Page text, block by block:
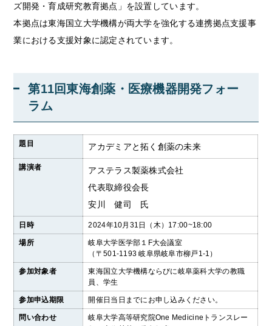
ズ開発・育成研究教育拠点」を設置しています。
本拠点は東海国立大学機構が両大学を強化する連携拠点支援事
業における支援対象に認定されています。
第11回東海創薬・医療機器開発フォー
ラム
題目 アカデミアと拓く創薬の未来
講演者
アステラス製薬株式会社
代表取締役会長
安川 健司 氏
日時 2024年10月31日（木）17:00~18:00
場所
岐阜大学医学部１F大会議室
（〒501-1193 岐阜県岐阜市柳戸1-1）
参加対象者
東海国立大学機構ならびに岐阜薬科大学の教職
員、学生
参加申込期限 開催日当日までにお申し込みください。
問い合わせ
岐阜大学高等研究院One Medicineトランスレー